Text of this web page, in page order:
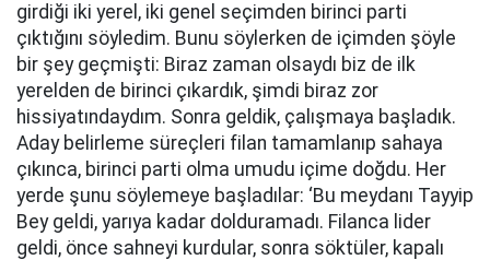
girdiği iki yerel, iki genel seçimden birinci parti
çıktığını söyledim. Bunu söylerken de içimden şöyle
bir şey geçmişti: Biraz zaman olsaydı biz de ilk
yerelden de birinci çıkardık, şimdi biraz zor
hissiyatındaydım. Sonra geldik, çalışmaya başladık.
Aday belirleme süreçleri filan tamamlanıp sahaya
çıkınca, birinci parti olma umudu içime doğdu. Her
yerde şunu söylemeye başladılar: ‘Bu meydanı Tayyip
Bey geldi, yarıya kadar dolduramadı. Filanca lider
geldi, önce sahneyi kurdular, sonra söktüler, kapalı